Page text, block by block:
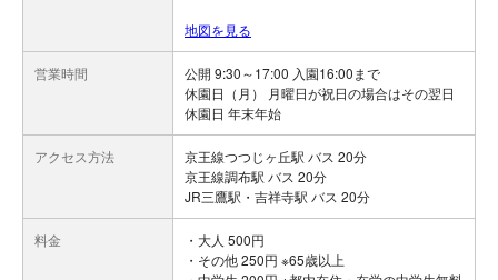
地図を見る
営業時間
公開 9:30～17:00 入園16:00まで
休園日（月） 月曜日が祝日の場合はその翌日
休園日 年末年始
アクセス方法
京王線つつじヶ丘駅 バス 20分
京王線調布駅 バス 20分
JR三鷹駅・吉祥寺駅 バス 20分
料金
・大人 500円
・その他 250円 ※65歳以上